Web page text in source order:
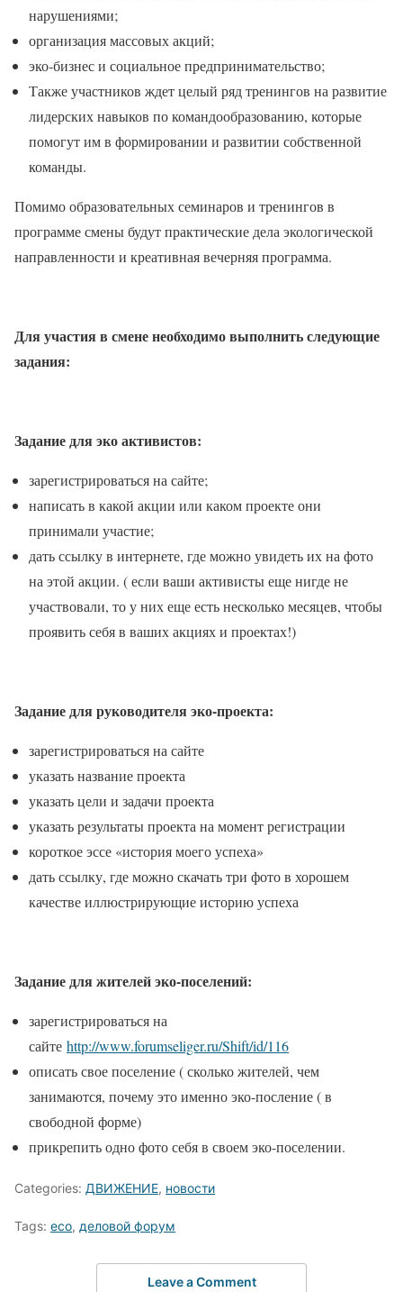
нарушениями;
организация массовых акций;
эко-бизнес и социальное предпринимательство;
Также участников ждет целый ряд тренингов на развитие
лидерских навыков по командообразованию, которые
помогут им в формировании и развитии собственной
команды.
Помимо образовательных семинаров и тренингов в
программе смены будут практические дела экологической
направленности и креативная вечерняя программа.
Для участия в смене необходимо выполнить следующие
задания:
Задание для эко активистов:
зарегистрироваться на сайте;
написать в какой акции или каком проекте они
принимали участие;
дать ссылку в интернете, где можно увидеть их на фото
на этой акции. ( если ваши активисты еще нигде не
участвовали, то у них еще есть несколько месяцев, чтобы
проявить себя в ваших акциях и проектах!)
Задание для руководителя эко-проекта:
зарегистрироваться на сайте
указать название проекта
указать цели и задачи проекта
указать результаты проекта на момент регистрации
короткое эссе «история моего успеха»
дать ссылку, где можно скачать три фото в хорошем
качестве иллюстрирующие историю успеха
Задание для жителей эко-поселений:
зарегистрироваться на
сайте http://www.forumseliger.ru/Shift/id/116
описать свое поселение ( сколько жителей, чем
занимаются, почему это именно эко-посление ( в
свободной форме)
прикрепить одно фото себя в своем эко-поселении.
Categories: ДВИЖЕНИЕ, новости
Tags: eco, деловой форум
Leave a Comment